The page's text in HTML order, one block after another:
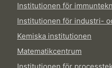
Institutionen för
Institutionen för industri-
Kemiska institutionen
Matematikcentrum